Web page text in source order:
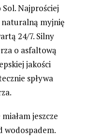
Najprościej
naturalną myjnię
24/7. Silny
o asfaltową
jakości
spływa
jeszcze
wodospadem.